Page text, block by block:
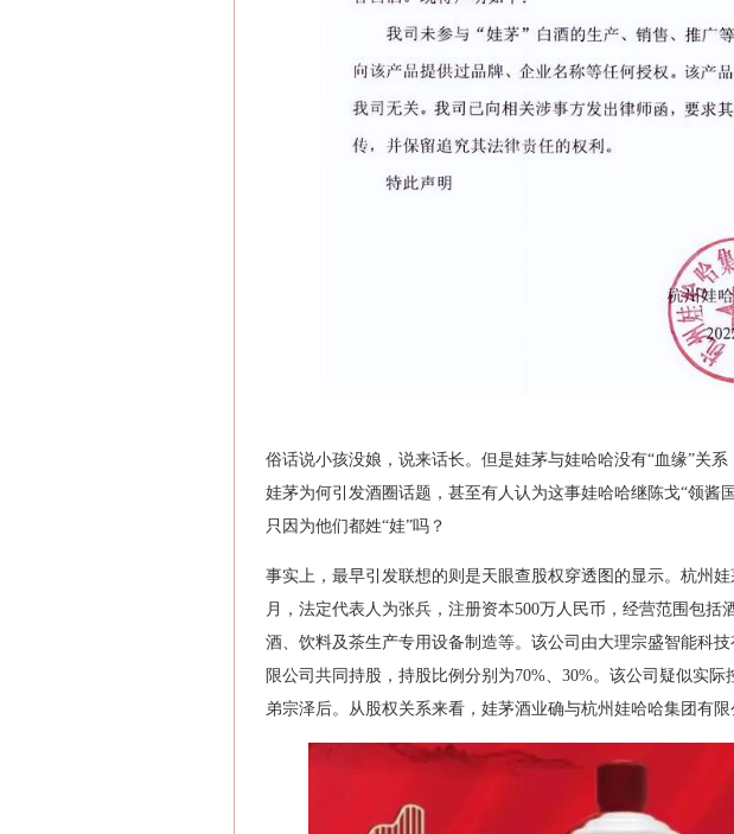
俗话说小孩没娘，说来话长。但是娃茅与娃哈哈没有“血缘”关
娃茅为何引发酒圈话题，甚至有人认为这事娃哈哈继陈戈“领酱
只因为他们都姓“娃”吗？
事实上，最早引发联想的则是天眼查股权穿透图的显示。杭州
月，法定代表人为张兵，注册资本500万人民币，经营范围包括
酒、饮料及茶生产专用设备制造等。该公司由大理宗盛智能科
限公司共同持股，持股比例分别为70%、30%。该公司疑似实
弟宗泽后。从股权关系来看，娃茅酒业确与杭州娃哈哈集团有限